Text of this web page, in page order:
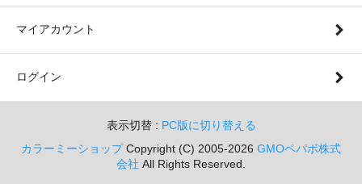
マイアカウント
ログイン
表示切替 : PC版に切り替える
カラーミーショップCopyright (C) 2005-2026 GMOペパボ株式
会社 All Rights Reserved.